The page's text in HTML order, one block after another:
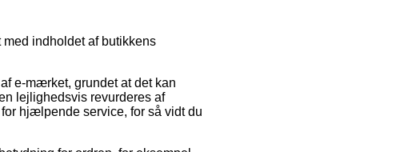
indholdet af butikkens
e-mærket, grundet at det kan
lejlighedsvis revurderes af
hjælpende service, for så vidt du